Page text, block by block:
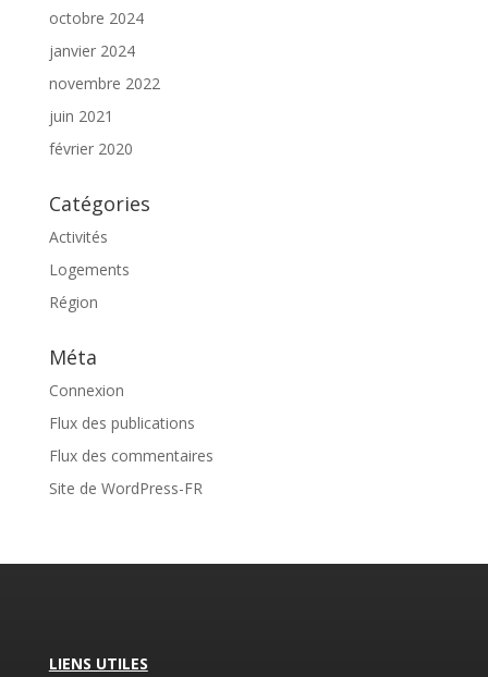
octobre 2024
janvier 2024
novembre 2022
juin 2021
février 2020
Catégories
Activités
Logements
Région
Méta
Connexion
Flux des publications
Flux des commentaires
Site de WordPress-FR
LIENS UTILES